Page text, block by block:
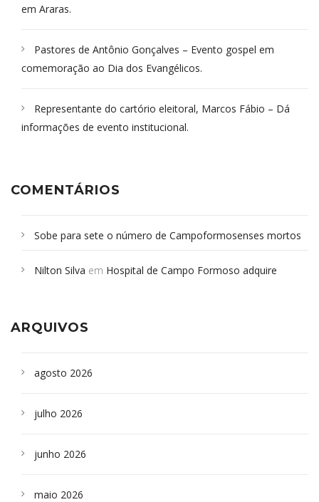
em Araras.
Pastores de Antônio Gonçalves – Evento gospel em
comemoração ao Dia dos Evangélicos.
Representante do cartório eleitoral, Marcos Fábio – Dá
informações de evento institucional.
COMENTÁRIOS
Sobe para sete o número de Campoformosenses mortos
Campoformosenses que morreram em desabamentos são
Nilton Silva em Hospital de Campo Formoso adquire
ARQUIVOS
agosto 2026
julho 2026
junho 2026
maio 2026